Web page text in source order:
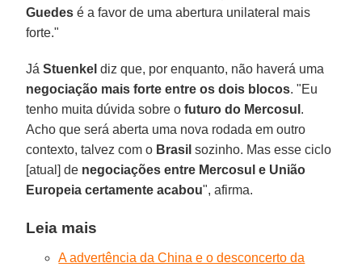
Guedes é a favor de uma abertura unilateral mais
forte."
JáStuenkel diz que, por enquanto, não haverá uma
negociação mais forte entre os dois blocos. "Eu
tenho muita dúvida sobre ofuturo do Mercosul .
Acho que será aberta uma nova rodada em outro
contexto, talvez com o Brasil sozinho. Mas esse ciclo
[atual] de negociações entre Mercosul e União
Europeia certamente acabou", afirma.
Leia mais
A advertência da China e o desconcerto da